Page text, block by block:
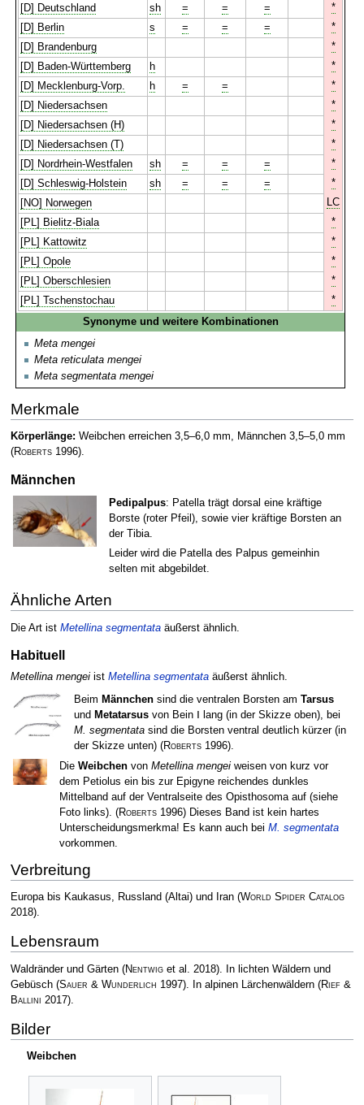
[D] Deutschland
sh = = =
*
[D] Berlin
s = = =
*
[D] Brandenburg
*
[D] Baden-Württemberg
h
*
[D] Mecklenburg-Vorp.
h = =
*
[D] Niedersachsen
*
[D] Niedersachsen (H)
*
[D] Niedersachsen (T)
*
[D] Nordrhein-Westfalen
sh = = =
*
[D] Schleswig-Holstein
sh = = =
*
[NO] Norwegen
LC
[PL] Bielitz-Biala
*
[PL] Kattowitz
*
[PL] Opole
*
[PL] Oberschlesien
*
[PL] Tschenstochau
*
Synonyme und weitere Kombinationen
Meta mengei
Meta reticulata mengei
Meta segmentata mengei
Merkmale
Körperlänge: Weibchen erreichen 3,5–6,0 mm, Männchen 3,5–5,0 mm
(Roberts1996).
Männchen
Pedipalpus: Patella trägt dorsal eine kräftige
Borste (roter Pfeil), sowie vier kräftige Borsten an
der Tibia.
Leider wird die Patella des Palpus gemeinhin
selten mit abgebildet.
Ähnliche Arten
Die Art ist Metellina segmentataäußerst ähnlich.
Habituell
Metellina mengeiist Metellina segmentataäußerst ähnlich.
Beim Männchen sind die ventralen Borsten amTarsus
und Metatarsus von Bein Ⅰ lang (in der Skizze oben), bei
M. segmentata sind die Borsten ventral deutlich kürzer (in
der Skizze unten)(Roberts 1996).
DieWeibchen vonMetellina mengei weisen von kurz vor
dem Petiolus ein bis zur Epigyne reichendes dunkles
Mittelband auf der Ventralseite des Opisthosoma auf (siehe
Foto links).(Roberts 1996) Dieses Band ist kein hartes
Unterscheidungsmerkma! Es kann auch beiM. segmentata
vorkommen.
Verbreitung
Europa bis Kaukasus, Russland (Altai) und Iran (World Spider Catalog
2018).
Lebensraum
Waldränder und Gärten (Nentwiget al. 2018). In lichten Wäldern und
Gebüsch (Sauer & Wunderlich 1997). In alpinen Lärchenwäldern (Rief &
Ballini 2017).
Bilder
Weibchen